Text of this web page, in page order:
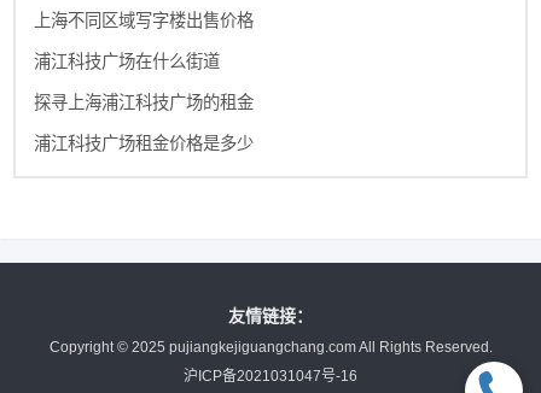
上海不同区域写字楼出售价格
浦江科技广场在什么街道
探寻上海浦江科技广场的租金
浦江科技广场租金价格是多少
友情链接：
Copyright © 2025 pujiangkejiguangchang.com All Rights Reserved.
沪ICP备2021031047号-16